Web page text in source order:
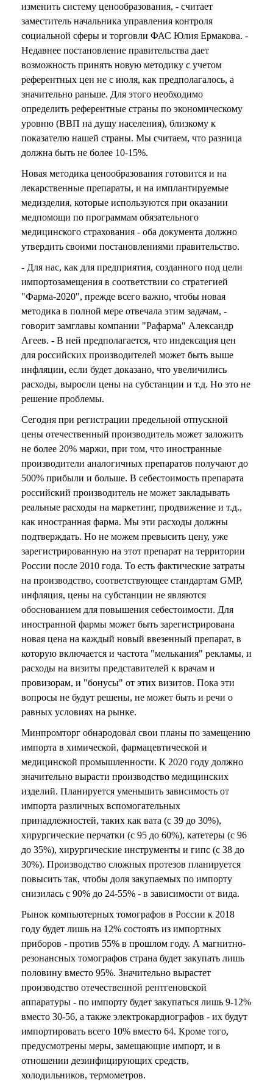
изменить систему ценообразования, - считает
заместитель начальника управления контроля
социальной сферы и торговли ФАС Юлия Ермакова. -
Недавнее постановление правительства дает
возможность принять новую методику с учетом
референтных цен не с июля, как предполагалось, а
значительно раньше. Для этого необходимо
определить референтные страны по экономическому
уровню (ВВП на душу населения), близкому к
показателю нашей страны. Мы считаем, что разница
должна быть не более 10-15%.
Новая методика ценообразования готовится и на
лекарственные препараты, и на имплантируемые
медизделия, которые используются при оказании
медпомощи по программам обязательного
медицинского страхования - оба документа должно
утвердить своими постановлениями правительство.
- Для нас, как для предприятия, созданного под цели
импортозамещения в соответствии со стратегией
"Фарма-2020", прежде всего важно, чтобы новая
методика в полной мере отвечала этим задачам, -
говорит замглавы компании "Рафарма" Александр
Агеев. - В ней предполагается, что индексация цен
для российских производителей может быть выше
инфляции, если будет доказано, что увеличились
расходы, выросли цены на субстанции и т.д. Но это не
решение проблемы.
Сегодня при регистрации предельной отпускной
цены отечественный производитель может заложить
не более 20% маржи, при том, что иностранные
производители аналогичных препаратов получают до
500% прибыли и больше. В себестоимость препарата
российский производитель не может закладывать
реальные расходы на маркетинг, продвижение и т.д.,
как иностранная фарма. Мы эти расходы должны
подтверждать. Но не можем превысить цену, уже
зарегистрированную на этот препарат на территории
России после 2010 года. То есть фактические затраты
на производство, соответствующее стандартам GMP,
инфляция, цены на субстанции не являются
обоснованием для повышения себестоимости. Для
иностранной фармы может быть зарегистрирована
новая цена на каждый новый ввезенный препарат, в
которую включается и частота "мелькания" рекламы, и
расходы на визиты представителей к врачам и
провизорам, и "бонусы" от этих визитов. Пока эти
вопросы не будут решены, не может быть и речи о
равных условиях на рынке.
Минпромторг обнародовал свои планы по замещению
импорта в химической, фармацевтической и
медицинской промышленности. К 2020 году должно
значительно вырасти производство медицинских
изделий. Планируется уменьшить зависимость от
импорта различных вспомогательных
принадлежностей, таких как вата (с 39 до 30%),
хирургические перчатки (с 95 до 60%), катетеры (с 96
до 35%), хирургические инструменты и гипс (с 38 до
30%). Производство сложных протезов планируется
повысить так, чтобы доля закупаемых по импорту
снизилась с 90% до 24-55% - в зависимости от вида.
Рынок компьютерных томографов в России к 2018
году будет лишь на 12% состоять из импортных
приборов - против 55% в прошлом году. А магнитно-
резонансных томографов страна будет закупать лишь
половину вместо 95%. Значительно вырастет
производство отечественной рентгеновской
аппаратуры - по импорту будет закупаться лишь 9-12%
вместо 30-56, а также электрокардиографов - их будут
импортировать всего 10% вместо 64. Кроме того,
предусмотрены меры, замещающие импорт, и в
отношении дезинфицирующих средств,
холодильников, термометров.